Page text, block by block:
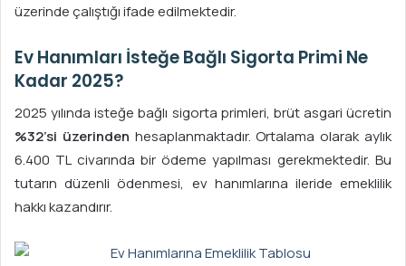
üzerinde çalıştığı ifade edilmektedir.
Ev Hanımları İsteğe Bağlı Sigorta Primi Ne
Kadar 2025?
2025 yılında isteğe bağlı sigorta primleri, brüt asgari ücretin
%32’si üzerinden hesaplanmaktadır. Ortalama olarak aylık
6.400 TL civarında bir ödeme yapılması gerekmektedir. Bu
tutarın düzenli ödenmesi, ev hanımlarına ileride emeklilik
hakkı kazandırır.